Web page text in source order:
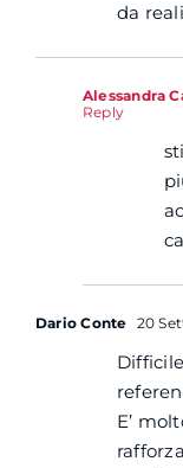
da
Alessandra
Reply
Dario Conte 20
E’